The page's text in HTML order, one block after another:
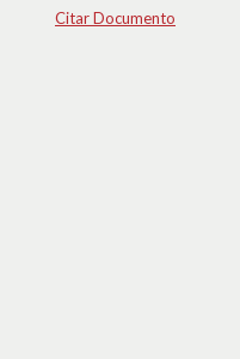
Citar Documento